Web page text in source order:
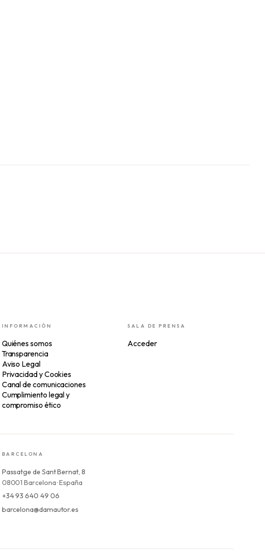
INFORMACIÓN
Quiénes somos
Transparencia
Aviso Legal
Privacidad y Cookies
Canal de comunicaciones
Cumplimiento legal y
compromiso ético
SALA DE PRENSA
Acceder
BARCELONA
Passatge de Sant Bernat, 8
08001 Barcelona · España
+34 93 640 49 06
barcelona@damautor.es